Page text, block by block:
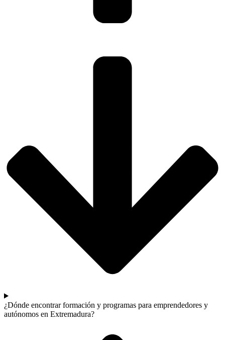
¿Dónde encontrar formación y programas para emprendedores y
autónomos en Extremadura?